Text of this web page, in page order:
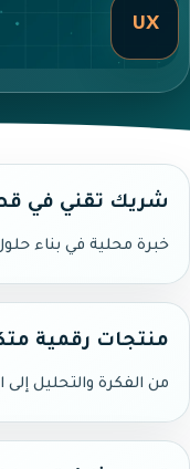
UX
شريك تقني في
خبرة محلية في بناء
منتجات رقمية
من الفكرة والتحليل إلى